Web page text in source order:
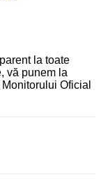
la toate
vă punem la
Oficial